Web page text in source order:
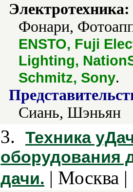
Электротехника:
Фонари,
ENSTO, Fuji
Lighting,
Schmitz, Sony.
Сиань, Шэньян
3.
Техника
оборудования
дачи. | Москва |